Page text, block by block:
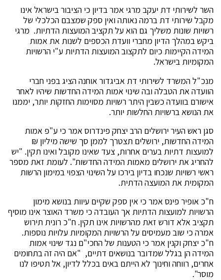
השר לשירותי דת יעקב מרגי אמר בדיון כי הציבור בישראל אינו
מקבל שירותי דת ברמה נאותה ואין ספק שמצבם הכלכלי של
רשויות שונות משליך גם הוא על תקציב המועצות הדתיות. מרגי
ביקש במהלך הדיון מחברי וועדת הכספים לשנות את אמות
המידה הקיימות כיום לתקצוב המועצות הדתיות ע"י הרשויות
המקומיות בישראל.
מנכ"ל המשרד לשירותי דת אביגדור אוחנה הציג בפני חברי
הוועדה את הטבלה ובה שינוי אמות המידה החדשות שיהיו לאחר
אישורם בוועדה כשבין היתר רשויות מסוימות החזקות יותר, יממנו
את הנושא ברשויות החלשות יותר.
סגן ראש העיר ירושלים הרב יצחק פינדרוס אמר כי ע"פ אמות
המידה החדשות, ירושלים תצטרך לממן סך שישה מיליון ₪
למועצות דתיות בערים אחרות, צעד שאינו מקובל ואינו תקין. "יש
להחריג את ירושלים מאמות המידה החדשות". לעומת זאת מספר
ראשי רשויות שנכחו בדיון בירכו על השינוי הצפוי במימון הרשות
המקומית את המועצה הדתית.
ח"כ אופיר פינס אמר כי אין ספק שקיים עיוות בנושא מימון
הרשויות למועצות הדתיות אך העובדה כי משרד האוצר אינו מוסיף
תקציב אלא דורש זאת מהרשויות אינו תקין. ח"כ רונית תירוש
אמרה כי שוב מעמיסים על הרשויות המקומיות עלויות נוספות.
ח"כ יצחק וקנין אמר כי הטענות של החכי"ם נגד שינוי אמות
המידה הן בגלל שמדובר בנושאים דתיים, "אם היה זה בתחומים
אחרים, רווחה וחינוך לא הייתם באים בכלל לדיון, אל תטיפו לנו
מוסר".